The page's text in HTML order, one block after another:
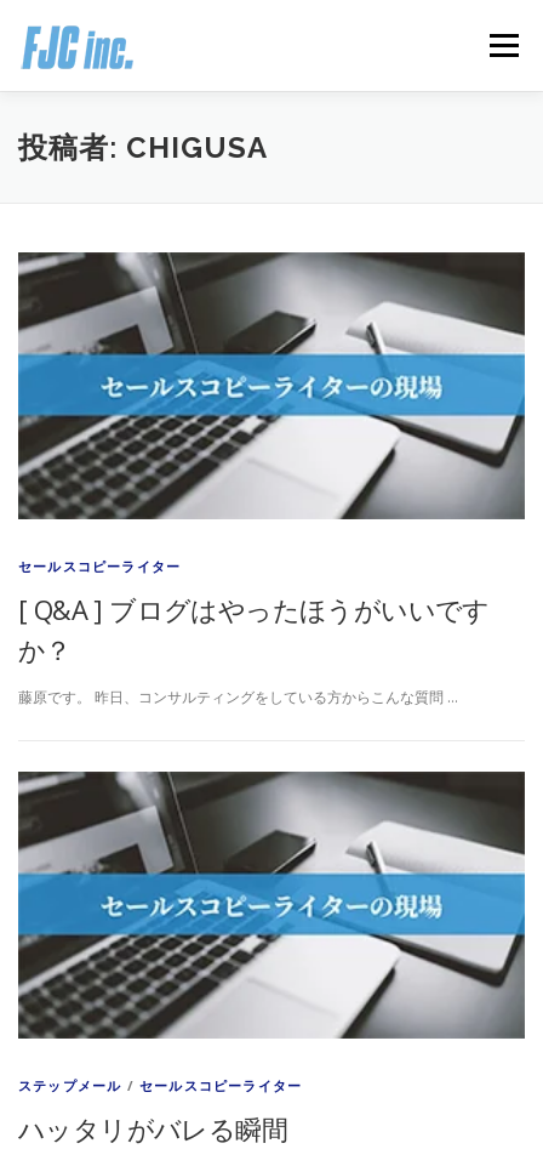
メニュー
HOME ブログ プロフィール
推薦の声はこちら お問い合わせ
投稿者: CHIGUSA
セールスコピーライター
[ Q&A ] ブログはやったほうがいいです
か？
藤原です。 昨日、コンサルティングをしている方からこんな質問 …
ステップメール /セールスコピーライター
ハッタリがバレる瞬間